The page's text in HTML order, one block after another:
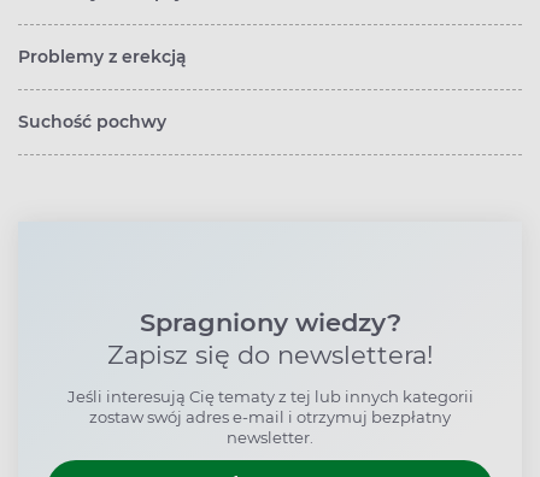
Problemy z erekcją
Suchość pochwy
Spragniony wiedzy?
Zapisz się do newslettera!
Jeśli interesują Cię tematy z tej lub innych kategorii
zostaw swój adres e-mail i otrzymuj bezpłatny
newsletter.